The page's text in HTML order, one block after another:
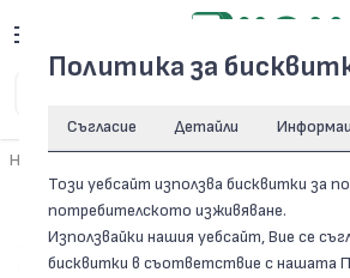
Начало
Семеринги и 0-Пръстени
СЕМЕРИНГИ
0-ПРЪСТЕНИ
Политика за
Съгласие Детайли
Този уебсайт използва бисквитки за
потребителското изживяване.
Използвайки нашия уебсайт, Вие се
бисквитки в съответствие с нашата